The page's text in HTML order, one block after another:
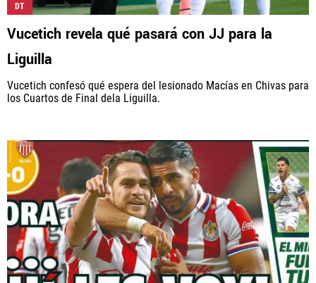
Rebaño Pasión, al igual que Futbol Sites, es una
compañía perteneciente a Better Collective. Todos
DT
Vucetich revela qué pasará con JJ para la
Liguilla
Vucetich confesó qué espera del lesionado Macías en Chivas para
los Cuartos de Final dela Liguilla.